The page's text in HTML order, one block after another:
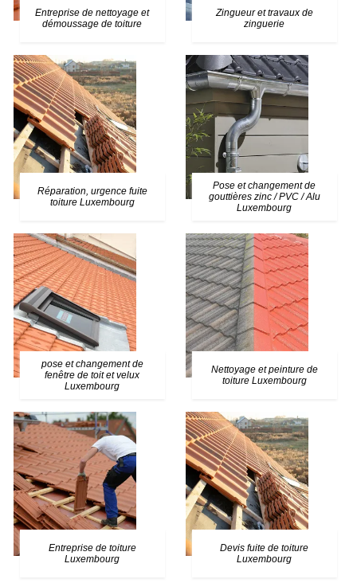
Entreprise de nettoyage et
démoussage de toiture
Zingueur et travaux de
zinguerie
Réparation, urgence fuite
toiture Luxembourg
Pose et changement de
gouttières zinc / PVC / Alu
Luxembourg
pose et changement de
fenêtre de toit et velux
Luxembourg
Nettoyage et peinture de
toiture Luxembourg
Entreprise de toiture
Luxembourg
Devis fuite de toiture
Luxembourg